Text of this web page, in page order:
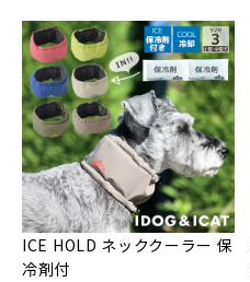
ICE HOLD ネッククーラー 保
冷剤付